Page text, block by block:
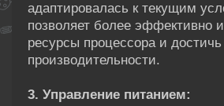
адаптировалась к текущим
позволяет более эффективно
ресурсы процессора и
производительности.
3. Управление питанием: